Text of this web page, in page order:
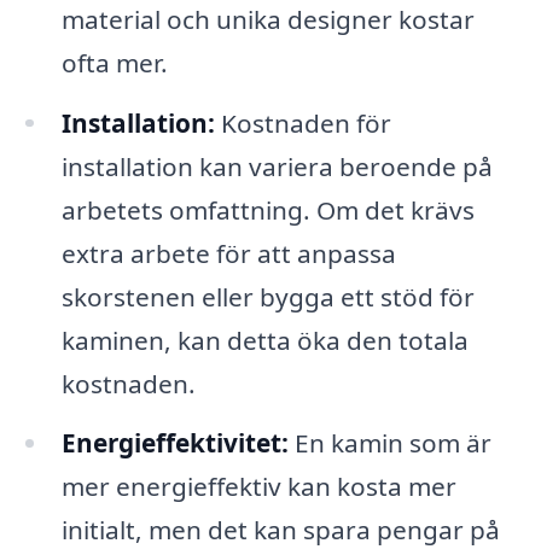
material och unika designer kostar
ofta mer.
Installation: Kostnaden för
installation kan variera beroende på
arbetets omfattning. Om det krävs
extra arbete för att anpassa
skorstenen eller bygga ett stöd för
kaminen, kan detta öka den totala
kostnaden.
Energieffektivitet: En kamin som är
mer energieffektiv kan kosta mer
initialt, men det kan spara pengar på